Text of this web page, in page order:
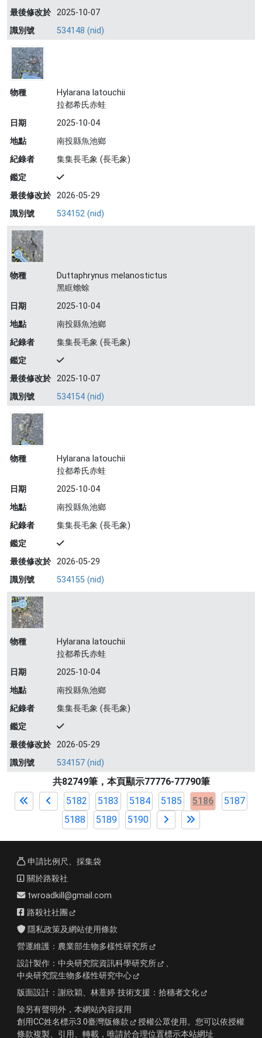
最後修改於 2025-10-07
識別號
534148 (nid)
物種
Hylarana latouchii
拉都希氏赤蛙
日期
2025-10-04
地點
南投縣魚池鄉
紀錄者
集集長毛象 (長毛象)
鑑定
最後修改於 2026-05-29
識別號
534152 (nid)
物種
Duttaphrynus melanostictus
黑眶蟾蜍
日期
2025-10-04
地點
南投縣魚池鄉
紀錄者
集集長毛象 (長毛象)
鑑定
最後修改於 2025-10-07
識別號
534154 (nid)
物種
Hylarana latouchii
拉都希氏赤蛙
日期
2025-10-04
地點
南投縣魚池鄉
紀錄者
集集長毛象 (長毛象)
鑑定
最後修改於 2026-05-29
識別號
534155 (nid)
物種
Hylarana latouchii
拉都希氏赤蛙
日期
2025-10-04
地點
南投縣魚池鄉
紀錄者
集集長毛象 (長毛象)
鑑定
最後修改於 2026-05-29
識別號
534157 (nid)
共82749筆，本頁顯示77776-77790筆
5182
5183 5184 5185 5186
5187
5188
5189 5190
申請比例尺、採集袋
關於路殺社
twroadkill@gmail.com
路殺社社團
隱私政策及網站使用條款
營運維護： 農業部生物多樣性研究所
設計製作： 中央研究院資訊科學研究所
、
中央研究院生物多樣性研究中心
版面設計： 謝欣穎、林薏婷 技術支援： 拾穗者文化
除另有聲明外，本網站內容採用
創用CC姓名標示3.0臺灣版條款
授權公眾使用。您可以依授權
條款複製、引用、轉載，唯請於合理位置標示本站網址